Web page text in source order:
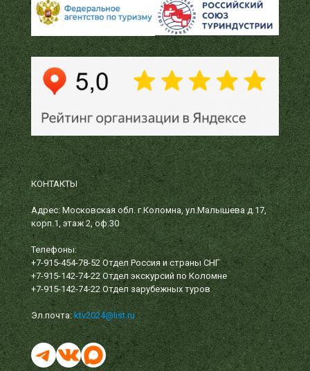
КОНТАКТЫ
Адрес: Московская обл. г.Коломна, ул.Малышева д.17,
корп.1, этаж 2, оф.30
Телефоны:
+7-915-454-78-52Отдел Россия и страны СНГ
+7-915-142-74-22Отдел экскурсий по Коломне
+7-915-142-74-22 Отдел зарубежных туров
Эл.почта: ktv2024@list.ru